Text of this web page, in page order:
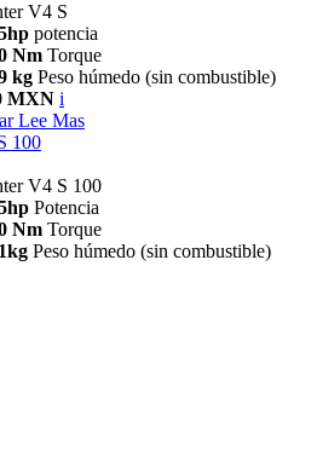
V4 S
potencia
Nm Torque
kg Peso húmedo (sin combustible)
MXN i
Lee Mas
100
V4 S 100
Potencia
Nm Torque
Peso húmedo (sin combustible)